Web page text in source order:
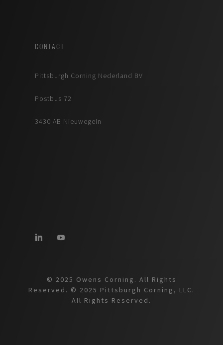
CONTACT
Pittsburgh Corning Nederland BV
Postbus 72
3430 AB Nieuwegein
© 2025 Owens Corning. All Rights
Reserved. © 2025 Pittsburgh Corning, LLC.
All Rights Reserved.